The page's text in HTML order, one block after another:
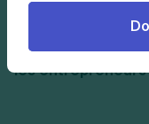
Abonnez-vous à
les entrepreneurs